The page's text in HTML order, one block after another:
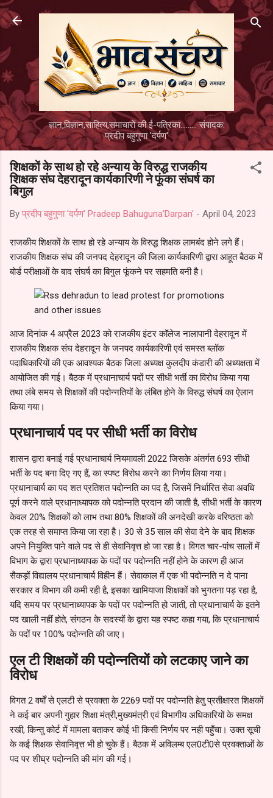
Skip to main content
ज्ञान,विज्ञान,साहित्य,समाचारों की ई-पत्रिका......... संपादक:
प्रदीप बहुगुणा 'दर्पण'
शिक्षकों के साथ हो रहे अन्याय के विरुद्ध राजकीय
शिक्षक संघ देहरादून कार्यकारिणी ने फूंका संघर्ष का
बिगुल
By प्रदीप बहुगुणा 'दर्पण' Pradeep Bahuguna'Darpan' - April 04, 2023
राजकीय शिक्षकों के साथ हो रहे अन्याय के विरुद्ध शिक्षक लामबंद होने लगे हैं।
राजकीय शिक्षक संघ की जनपद देहरादून की जिला कार्यकारिणी द्वारा आहूत बैठक में
बोर्ड परीक्षाओं के बाद संघर्ष का बिगुल फूंकने पर सहमति बनी है।
आज दिनांक 4 अप्रैल 2023 को राजकीय इंटर कॉलेज नालापानी देहरादून में
राजकीय शिक्षक संघ देहरादून के जनपद कार्यकारिणी एवं समस्त ब्लॉक
पदाधिकारियों की एक आवश्यक बैठक जिला अध्यक्ष कुलदीप कंडारी की अध्यक्षता में
आयोजित की गई। बैठक में प्रधानाचार्य पदों पर सीधी भर्ती का विरोध किया गया
तथा लंबे समय से शिक्षकों की पदोन्नतियों के लंबित होने के विरुद्ध संघर्ष का ऐलान
किया गया।
प्रधानाचार्य पद पर सीधी भर्ती का विरोध
शासन द्वारा बनाई गई प्रधानाचार्य नियमावली 2022 जिसके अंतर्गत 693 सीधी
भर्ती के पद बना दिए गए हैं, का स्पष्ट विरोध करने का निर्णय लिया गया।
प्रधानाचार्य का पद शत प्रतिशत पदोन्नति का पद है, जिसमें निर्धारित सेवा अवधि
पूर्ण करने वाले प्रधानाध्यापक को पदोन्नति प्रदान की जाती है, सीधी भर्ती के कारण
केवल 20% शिक्षकों को लाभ तथा 80% शिक्षकों की अनदेखी करके वरिष्ठता को
एक तरह से समाप्त किया जा रहा है। 30 से 35 साल की सेवा देने के बाद शिक्षक
अपने नियुक्ति पाने वाले पद से ही सेवानिवृत्त हो जा रहा है। विगत चार-पांच सालों में
विभाग के द्वारा प्रधानाध्यापक के पदों पर पदोन्नति नहीं होने के कारण ही आज
सैकड़ों विद्यालय प्रधानाचार्य विहीन हैं। सेवाकाल में एक भी पदोन्नति न दे पाना
सरकार व विभाग की कमी रही है, इसका खामियाजा शिक्षकों को भुगतना पड़ रहा है,
यदि समय पर प्रधानाध्यापक के पदों पर पदोन्नति हो जाती, तो प्रधानाचार्य के इतने
पद खाली नहीं होते, संगठन के सदस्यों के द्वारा यह स्पष्ट कहा गया, कि प्रधानाचार्य
के पदों पर 100% पदोन्नति की जाए।
एल टी शिक्षकों की पदोन्नतियों को लटकाए जाने का
विरोध
विगत 2 वर्षों से एलटी से प्रवक्ता के 2269 पदों पर पदोन्नति हेतु प्रतीक्षारत शिक्षकों
ने कई बार अपनी गुहार शिक्षा मंत्री,मुख्यमंत्री एवं विभागीय अधिकारियों के समक्ष
रखी, किन्तु कोर्ट में मामला बताकर कोई भी किसी निर्णय पर नही पहुँचा। उक्त सूची
के कई शिक्षक सेवानिवृत्त भी हो चुके हैं। बैठक में अविलम्ब एल0टी0से प्रवक्ताओं के
पद पर शीघ्र पदोन्नति की मांग की गई।